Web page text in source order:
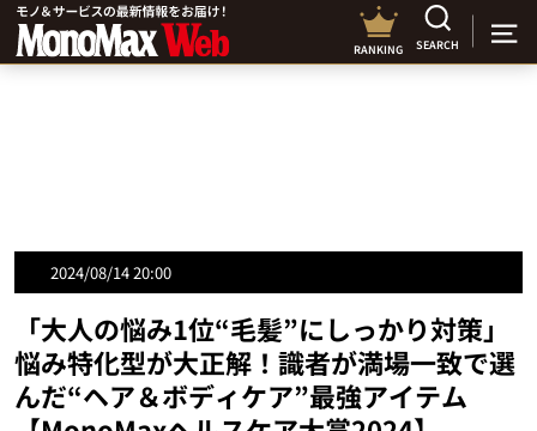
RANKING SEARCH
2024/08/14 20:00
「大人の悩み1位“毛髪”にしっかり対策」
悩み特化型が大正解！識者が満場一致で選
んだ“ヘア＆ボディケア”最強アイテム